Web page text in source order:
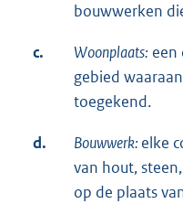
bouwwerken
c. Woonplaats: een
gebied
toegekend.
d. Bouwwerk: elke
van hout,
op de plaats